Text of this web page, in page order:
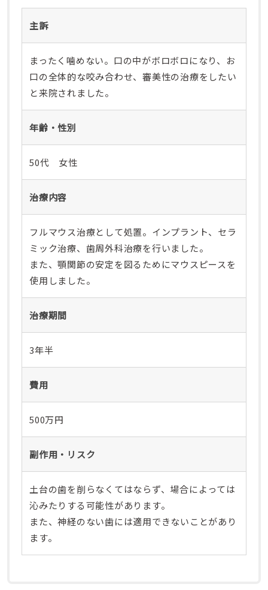
主訴
まったく噛めない。口の中がボロボロになり、お
口の全体的な咬み合わせ、審美性の治療をしたい
と来院されました。
年齢・性別
50代 女性
治療内容
フルマウス治療として処置。インプラント、セラ
ミック治療、歯周外科治療を行いました。
また、顎関節の安定を図るためにマウスピースを
使用しました。
治療期間
3年半
費用
500万円
副作用・リスク
土台の歯を削らなくてはならず、場合によっては
沁みたりする可能性があります。
また、神経のない歯には適用できないことがあり
ます。